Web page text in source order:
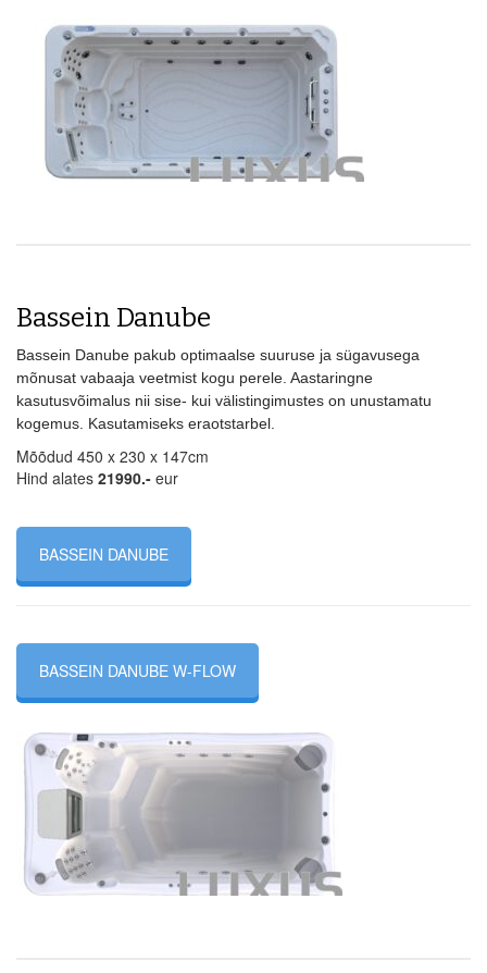
Bassein Danube
Bassein Danube pakub optimaalse suuruse ja sügavusega
mõnusat vabaaja veetmist kogu perele. Aastaringne
kasutusvõimalus nii sise- kui välistingimustes on unustamatu
kogemus. Kasutamiseks eraotstarbel.
Mõõdud 450 x 230 x 147cm
Hind alates 21990.- eur
BASSEIN DANUBE
BASSEIN DANUBE W-FLOW